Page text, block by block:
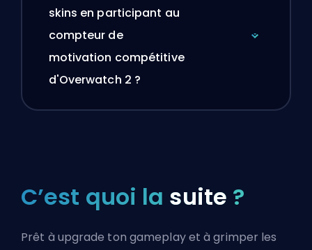
skins en participant au
compteur de
motivation compétitive
d'Overwatch 2 ?
C’est quoi la suite ?
Prêt à upgrade ton gameplay et à grimper les